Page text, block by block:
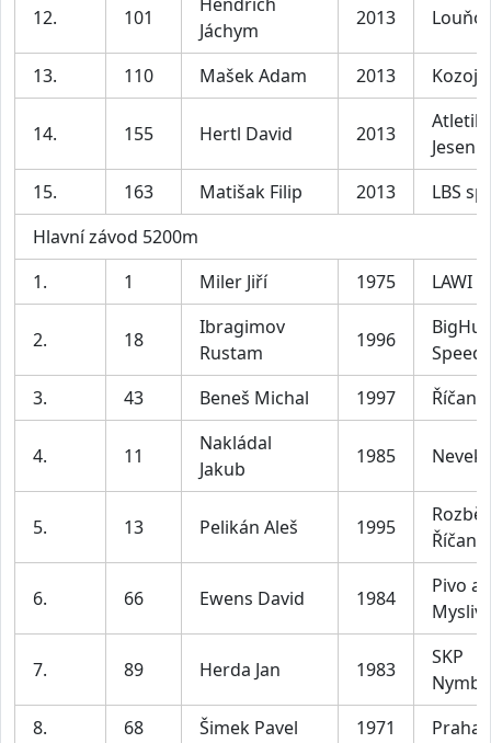
12. 101
Jáchym
2013
13. 110 Mašek Adam 2013
14. 155 Hertl David 2013
15.
163 Matišak Filip 2013
LBS
Hlavní závod 5200m
1.
1 Miler Jiří 1975 LAWI
2. 18
Ibragimov
Rustam
1996
3.
43 Beneš Michal 1997 Říčany
4. 11
Nakládal
Jakub
1985
5. 13 Pelikán Aleš 1995
Říčany
6. 66 Ewens David 1984
Pivo a
7. 89 Herda Jan 1983
SKP
8.
68 Šimek Pavel 1971
Praha